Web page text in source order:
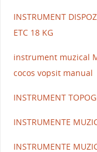
INSTRUMENT
ETC 18 KG
instrument muzical
cocos vopsit manual
INSTRUMENT
INSTRUMENTE
INSTRUMENTE